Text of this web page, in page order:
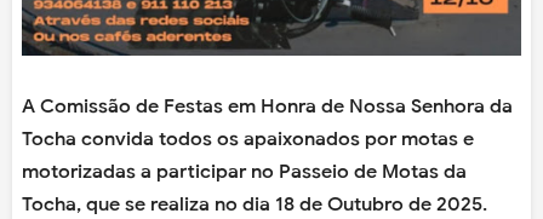
A Comissão de Festas em Honra de Nossa Senhora da
Tocha convida todos os apaixonados por motas e
motorizadas a participar no Passeio de Motas da
Tocha, que se realiza no dia 18 de Outubro de 2025.